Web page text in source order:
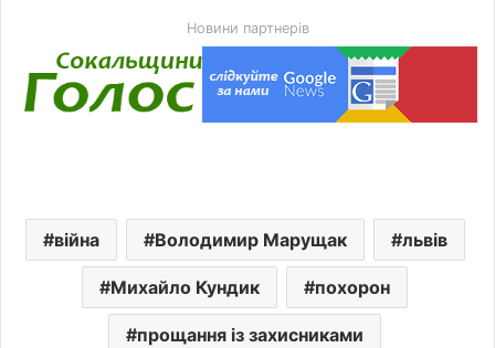
Новини партнерів
війна Володимир Марущак львів
Михайло Кундик похорон
прощання із захисниками